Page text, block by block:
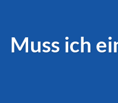
Muss ich